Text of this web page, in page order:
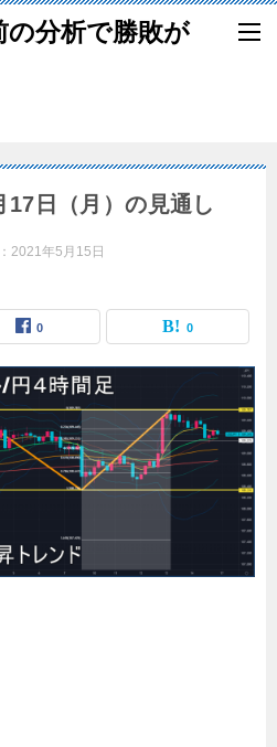
分析で勝敗が
日（月）の見通し
2021年5月15日
0 0